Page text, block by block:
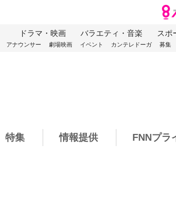
ドラマ・映画 バラエティ・音楽 スポ
アナウンサー 劇場映画 イベント カンテレドーガ 募集
特集 情報提供 FNNプラ